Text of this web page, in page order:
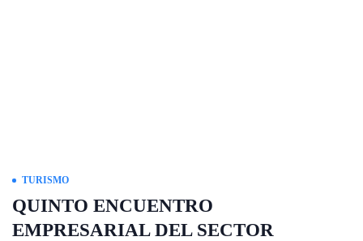
TURISMO
QUINTO ENCUENTRO
EMPRESARIAL DEL SECTOR